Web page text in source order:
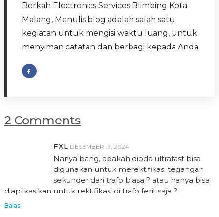
Berkah Electronics Services Blimbing Kota
Malang, Menulis blog adalah salah satu
kegiatan untuk mengisi waktu luang, untuk
menyiman catatan dan berbagi kepada Anda.
2 Comments
FXL DESEMBER 19, 2024
Nanya bang, apakah dioda ultrafast bisa
digunakan untuk merektifikasi tegangan
sekunder dari trafo biasa ? atau hanya bisa
diaplikasikan untuk rektifikasi di trafo ferit saja ?
Balas